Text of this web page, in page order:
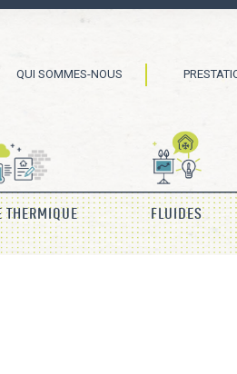
QUI SOMMES-NOUS
THERMIQUE FLUIDES